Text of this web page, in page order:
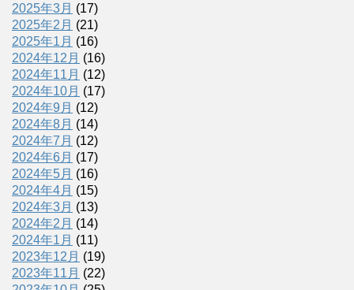
2025年3月 (17)
2025年2月 (21)
2025年1月 (16)
2024年12月 (16)
2024年11月 (12)
2024年10月 (17)
2024年9月 (12)
2024年8月 (14)
2024年7月 (12)
2024年6月 (17)
2024年5月 (16)
2024年4月 (15)
2024年3月 (13)
2024年2月 (14)
2024年1月 (11)
2023年12月 (19)
2023年11月 (22)